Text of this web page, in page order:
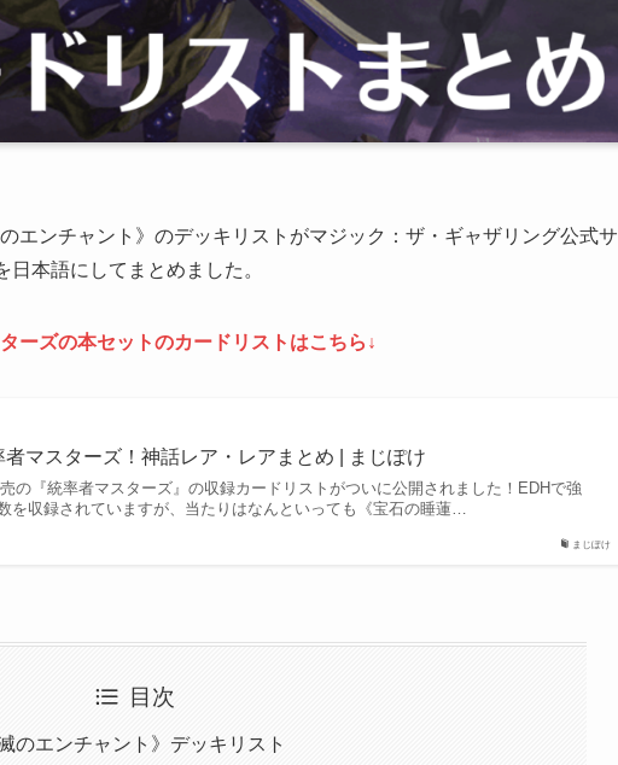
エンチャント》のデッキリストがマジック：ザ・ギャザリング公式サ
本語にしてまとめました。
ーズの本セットのカードリストはこちら↓
まじぽけ
者マスターズ！神話レア・レアまとめ | まじぽけ
の『統率者マスターズ』の収録カードリストがついに公開されました！EDHで強
を収録されていますが、当たりはなんといっても《宝石の睡蓮…
目次
のエンチャント》デッキリスト